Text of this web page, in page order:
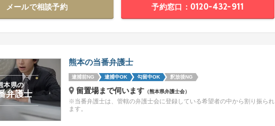
メールで相談予約 予約窓口：0120-432-911
熊本の当番弁護士
逮捕前NG 逮捕中OK 勾留中OK 釈放後NG
本県の
弁護士 留置場まで伺います （熊本県弁護士会）
※当番弁護士は、管轄の弁護士会に登録している希望者の中から割り振られ
ます。